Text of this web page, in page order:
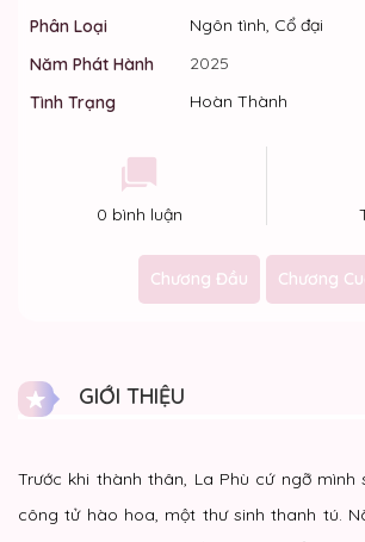
Phân Loại
Ngôn tình, Cổ đại
Năm Phát Hành
2025
Tình Trạng
Hoàn Thành
0 bình luận
Chương Đầu Chương
GIỚI THIỆU
Trước khi thành thân, La Phù cứ ngỡ
công tử hào hoa, một thư sinh thanh tú.